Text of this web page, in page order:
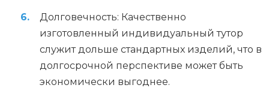
Долговечность: Качественно
изготовленный индивидуальный тутор
служит дольше стандартных изделий, что в
долгосрочной перспективе может быть
экономически выгоднее.